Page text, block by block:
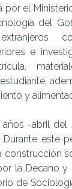
el
del
e
y
-abril del
este
construcción
la Decano y
de